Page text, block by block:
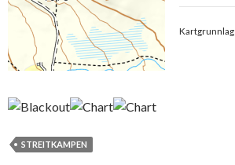
Kartgrunnlag
STREITKAMPEN